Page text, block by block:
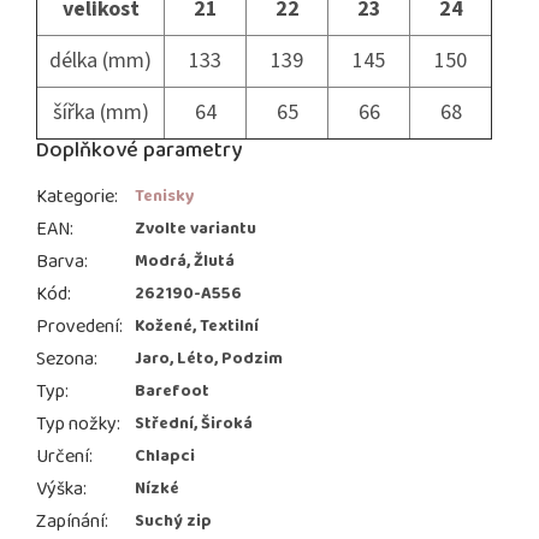
velikost 21 22 23
24
délka (mm)
133 139 145
150
šířka (mm)
64 65 66 68
Doplňkové parametry
Kategorie: Tenisky
EAN: Zvolte variantu
Barva: Modrá, Žlutá
Kód: 262190-A556
Provedení: Kožené, Textilní
Sezona: Jaro, Léto, Podzim
Typ: Barefoot
Typ nožky: Střední, Široká
Určení: Chlapci
Výška: Nízké
Zapínání: Suchý zip